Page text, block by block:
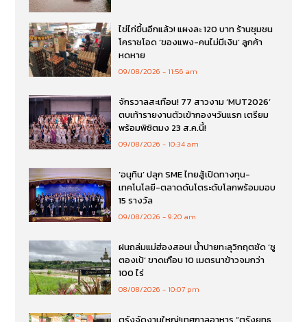
ไข่ไก่ขึ้นอีกแล้ว! แผงละ 120 บาท ร้านชุมชน
โคราชโอด ‘ของแพง-คนไม่มีเงิน’ ลูกค้า
หดหาย
09/08/2026 11:56 am
จักรวาลสะเทือน! 77 สาวงาม ‘MUT2026’
ตบเท้ารายงานตัวเข้ากองฯวันแรก เตรียม
พร้อมพิชิตมง 23 ส.ค.นี้!
09/08/2026 10:34 am
‘อนุทิน’ ปลุก SME ไทยสู้เปิดทางทุน-
เทคโนโลยี-ตลาดดันโตระดับโลกพร้อมมอบ
15 รางวัล
09/08/2026 9:20 am
ฝนถล่มแม่ฮ่องสอน! น้ำปายทะลุวิกฤตซัด ‘ซู
ตองเป้’ ขาดเกือบ 10 เมตรนาข้าวจมกว่า
100 ไร่
08/08/2026 10:07 pm